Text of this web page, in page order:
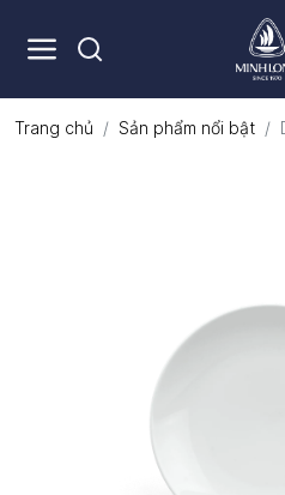
Trang chủ Sản phẩm nổi bật